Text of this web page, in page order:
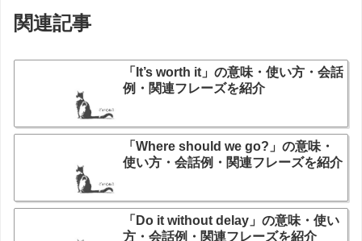
関連記事
「It’s worth it」の意味・使い方・会話
例・関連フレーズを紹介
「Where should we go?」の意味・
使い方・会話例・関連フレーズを紹介
「Do it without delay」の意味・使い
方・会話例・関連フレーズを紹介